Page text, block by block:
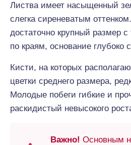
Листва имеет насыщенный
слегка сиреневатым
достаточно крупный размер
по краям, основание глубоко
Кисти, на которых
цветки среднего размера,
Молодые побеги гибкие и
раскидистый невысокого
Важно! Основным